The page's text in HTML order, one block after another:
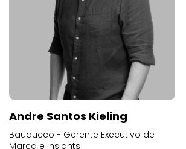
Andre Santos Kieling
Bauducco - Gerente Executivo de
Marca e Insights